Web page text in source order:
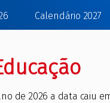
Calendário 2027
de 2026 a data caiu